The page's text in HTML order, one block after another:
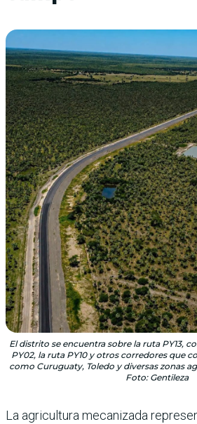
El distrito se encuentra sobre la ruta PY13,
PY02, la ruta PY10 y otros corredores que
como Curuguaty, Toledo y diversas zonas
Foto: Gentileza
La agricultura mecanizada